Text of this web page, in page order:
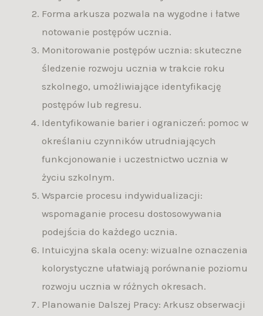
Forma arkusza pozwala na wygodne i łatwe
notowanie postępów ucznia.
Monitorowanie postępów ucznia: skuteczne
śledzenie rozwoju ucznia w trakcie roku
szkolnego, umożliwiające identyfikację
postępów lub regresu.
Identyfikowanie barier i ograniczeń: pomoc w
określaniu czynników utrudniających
funkcjonowanie i uczestnictwo ucznia w
życiu szkolnym.
Wsparcie procesu indywidualizacji:
wspomaganie procesu dostosowywania
podejścia do każdego ucznia.
Intuicyjna skala oceny: wizualne oznaczenia
kolorystyczne ułatwiają porównanie poziomu
rozwoju ucznia w różnych okresach.
Planowanie Dalszej Pracy: Arkusz obserwacji